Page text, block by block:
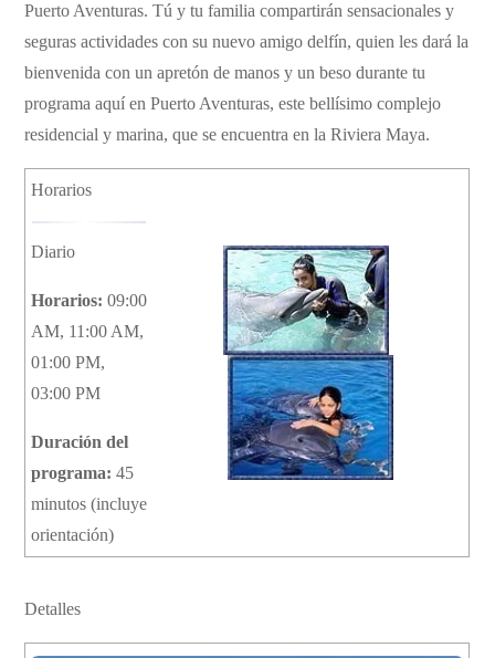
Puerto Aventuras. Tú y tu familia compartirán sensacionales y
seguras actividades con su nuevo amigo delfín, quien les dará la
bienvenida con un apretón de manos y un beso durante tu
programa aquí en Puerto Aventuras, este bellísimo complejo
residencial y marina, que se encuentra en la Riviera Maya.
Horarios
Diario
Horarios: 09:00
AM, 11:00 AM,
01:00 PM,
03:00 PM
Duración del
programa: 45
minutos (incluye
orientación)
Detalles